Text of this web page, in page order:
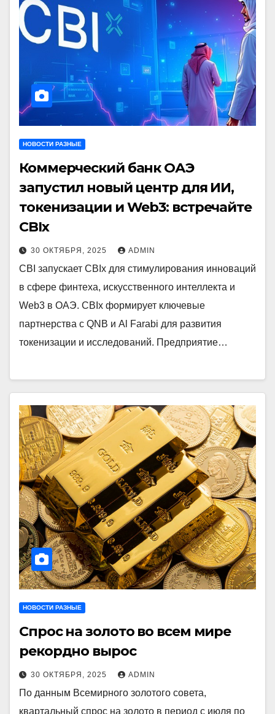
НОВОСТИ РАЗНЫЕ
Коммерческий банк ОАЭ
запустил новый центр для ИИ,
токенизации и Web3: встречайте
CBIx
30 ОКТЯБРЯ, 2025 ADMIN
CBI запускает CBIx для стимулирования инноваций
в сфере финтеха, искусственного интеллекта и
Web3 в ОАЭ. CBIx формирует ключевые
партнерства с QNB и Al Farabi для развития
токенизации и исследований. Предприятие…
НОВОСТИ РАЗНЫЕ
Спрос на золото во всем мире
рекордно вырос
30 ОКТЯБРЯ, 2025 ADMIN
По данным Всемирного золотого совета,
квартальный спрос на золото в период с июля по